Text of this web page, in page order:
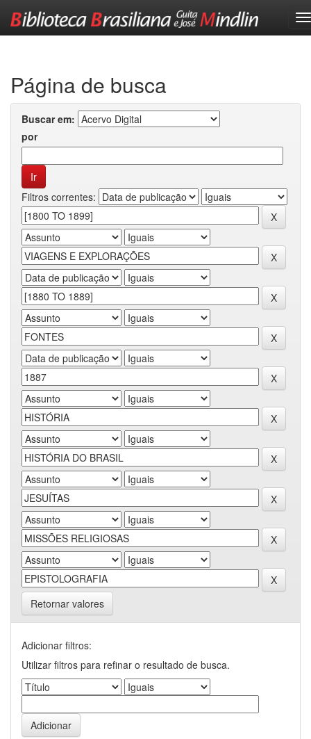
Página de busca
Buscar em:
por
Filtros correntes:
Retornar valores
Adicionar filtros:
Utilizar filtros para refinar o resultado de busca.